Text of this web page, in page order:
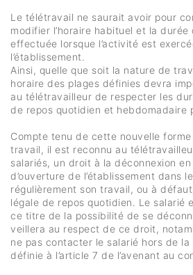
Le télétravail ne saurait avoir pour
modifier l’horaire habituel et la
effectuée lorsque l’activité est
l’établissement.
Ainsi, quelle que soit la nature de
horaire des plages définies devra
au télétravailleur de respecter les
de repos quotidien et hebdomadaire
Compte tenu de cette nouvelle forme
travail, il est reconnu au
salariés, un droit à la déconnexion
d’ouverture de l’établissement dans
régulièrement son travail, ou à
légale de repos quotidien. Le salarié
ce titre de la possibilité de se
veillera au respect de ce droit,
ne pas contacter le salarié hors de
définie à l’article 7 de l’avenant au